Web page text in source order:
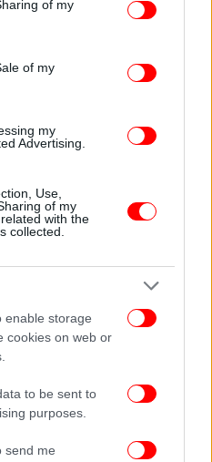
behaviour. You may click to
and its third-party tags to
purposes in below Google
of my
of my
my
Advertising.
Use,
of my
with the
collected.
enable storage
cookies on web or
to be sent to
purposes.
send me
Google News
και μάθετε
από την Ελλάδα και τον Κόσμο,
ΧΡΥΣΟΧΟΪ́ΔΗΣ
ΥΠΟΥΡΓΌΣ